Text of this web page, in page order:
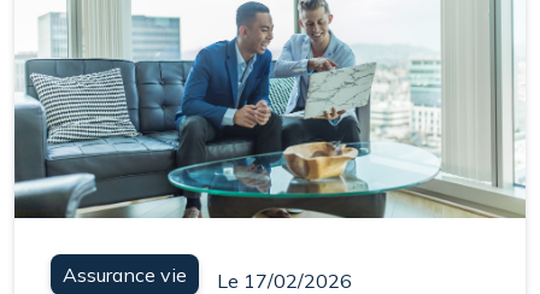
Assurance vie Le 17/02/2026